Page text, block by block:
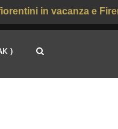
in vacanza e
)